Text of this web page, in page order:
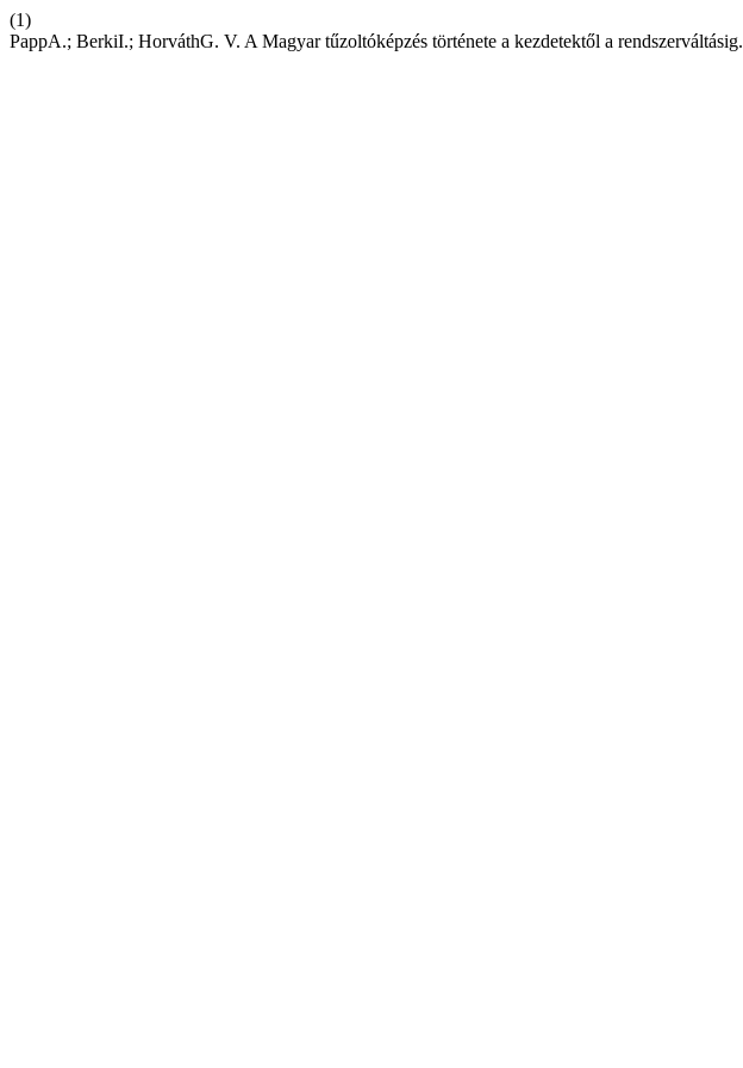
(1)
PappA.; BerkiI.; HorváthG. V. A Magyar tűzoltóképzés története a kezdetektől a rendszerváltásig.